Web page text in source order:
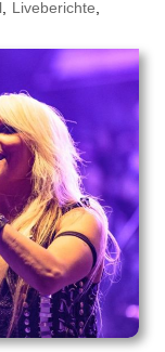
, Liveberichte